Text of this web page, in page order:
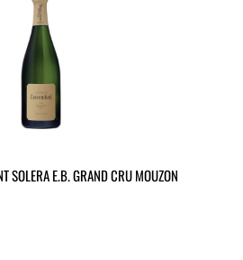
SOLERA E.B. GRAND CRU MOUZON